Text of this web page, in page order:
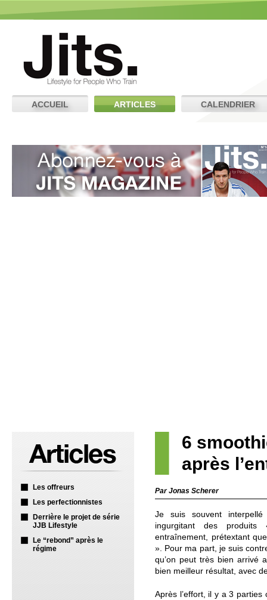
ACCUEIL ARTICLES CALENDRIER
Les offreurs
Les perfectionnistes
Derrière le projet de série
JJB Lifestyle
Le “rebond” après le
régime
6
après
Par Jonas Scherer
Je suis souvent
ingurgitant des
entraînement, prétextant
». Pour ma part, je suis
qu’on peut très bien arrivé
bien meilleur résultat, avec
Après l’effort, il y a 3